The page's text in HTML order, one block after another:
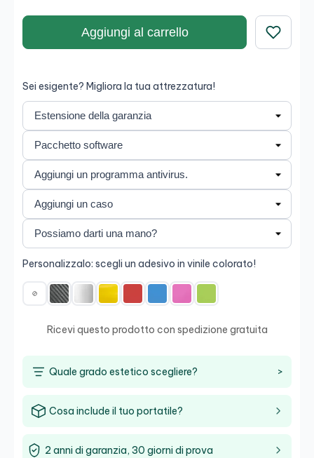
una visualizzazione nitida e precisa, ideale per la
produttività e l'uso creativo. Un dispositivo versatile
Aggiungi al carrello
Sei esigente? Migliora la tua attrezzatura!
Personalizzalo: scegli un adesivo in vinile colorato!
Ricevi questo prodotto con spedizione gratuita
Quale grado estetico scegliere? >
Cosa include il tuo portatile?
2 anni di garanzia, 30 giorni di prova